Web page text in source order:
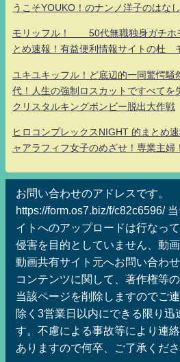
うこそYOUKO！のナンノ洋子のはな
モリッフル！ 50代無職独身ガチホ
とめ速報！有益便利情報サイトの杜
ユキユキッフル！ど底辺的一同驚愕騒
代！人生の強制ロスカットですべてを
クリスタルキングボンビー脱出大作戦
ヒロコンプレックスNIGHT 的まとめ
ャアラフィフ女子のめざせ！専業主婦
お問い合わせのアドレスです。
https://form.os7.biz/f/c82c6596/
イトへのアップロードは行なっ
侵害を目的としていません、動
動画共有サイト元へお問い合わ
コンテンツに関して、著作権等
当該ページを削除しますのでご
除く3営業日以内にできる限り迅
す。不慮による事故等により連
ありますので何卒、ご了承くださ